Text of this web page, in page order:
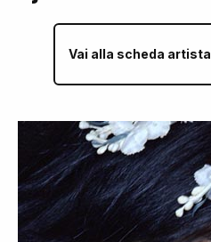
Vai alla scheda artista